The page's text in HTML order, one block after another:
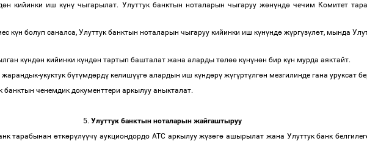
өн кийинки иш күнү чыгарылат. Улуттук банктын ноталарын чыгаруу жөнүндөчечим Комитет
күн болуп саналса, Улуттук банктын ноталарын чыгаруу кийинки иш күнүндө жүргүзүлөт, мында
күндөн кийинки күндөн тартып башталат жана аларды төлөө күнүнөн бир күн мурда аяктайт.
укуктук бүтүмдөрдү келишүүгө алардын иш күндөрү жүгүртүлгөн мезгилинде гана уруксат
банктын ченемдик документтери аркылуу аныкталат.
5. Улуттук банктын ноталарын жайгаштыруу
тарабынанөткөрүлүүчү аукциондордо АТС аркылуу жүзөгө ашырылат жана Улуттук банк